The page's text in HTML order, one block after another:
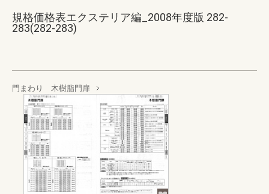
規格価格表エクステリア編_2008年度版 282-
283(282-283)
門まわり 木樹脂門扉